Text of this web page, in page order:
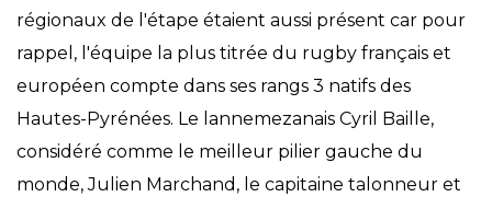
régionaux de l'étape étaient aussi présent car pour
rappel, l'équipe la plus titrée du rugby français et
européen compte dans ses rangs 3 natifs des
Hautes-Pyrénées. Le lannemezanais Cyril Baille,
considéré comme le meilleur pilier gauche du
monde, Julien Marchand, le capitaine talonneur et